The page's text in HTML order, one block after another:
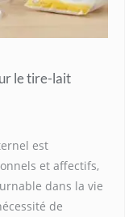
le tire-lait
est
et affectifs,
dans la vie
de